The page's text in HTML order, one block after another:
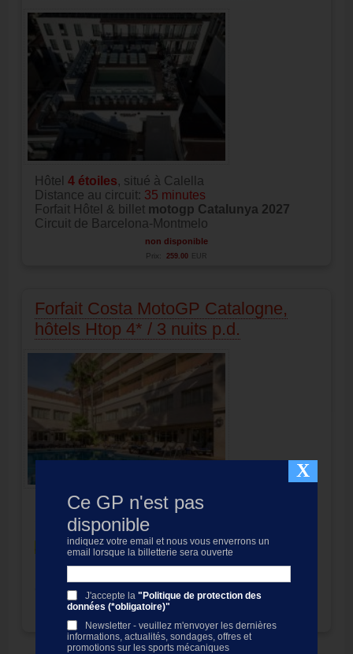
X
Ce GP n'est pas
disponible
indiquez votre email et nous vous enverrons un
email lorsque la billetterie sera ouverte
J'accepte la "Politique de protection des
données (*obligatoire)"
Newsletter - veuillez m'envoyer les dernières
informations, actualités, sondages, offres et
promotions sur les sports mécaniques
Hôtel 4 étoiles, situé à Calella
Distance au circuit: 35 minutes
Forfait Hôtel & billet motogp Catalunya 2027
Circuit de Barcelona-Montmelo
non disponible
Prix: 259.00 EUR
Forfait Costa MotoGP Catalogne,
hôtels Htop 4* / 3 nuits p.d.
Hôtels4étoiles , situés entre Calella et Santa
Susanna:HTop Amaika/Jadhe (Calella
Palace)/Pineda Palace suelement adults (+18
/Royal Sun/Royal Sun Suites
Distance au circuit:
Circuit de Barcelona-Montmelo
non disponible
Prix: 249.00 EUR